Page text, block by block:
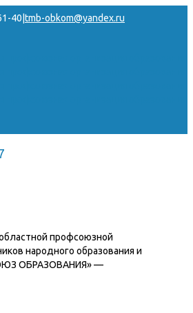
40 tmb-obkom@yandex.ru
профсоюзной
народного образования и
ОБРАЗОВАНИЯ» —